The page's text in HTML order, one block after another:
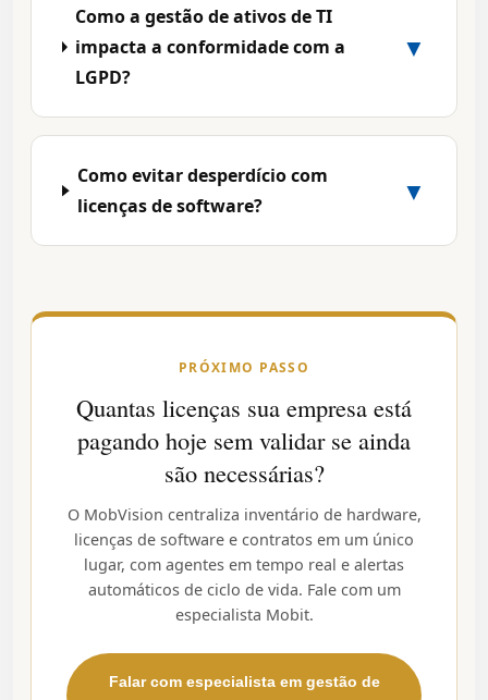
Como a gestão de ativos de TI
impacta a conformidade com a
LGPD?
▼
Como evitar desperdício com
licenças de software?
▼
PRÓXIMO PASSO
Quantas licenças sua empresa está
pagando hoje sem validar se ainda
são necessárias?
O MobVision centraliza inventário de hardware,
licenças de software e contratos em um único
lugar, com agentes em tempo real e alertas
automáticos de ciclo de vida. Fale com um
especialista Mobit.
Falar com especialista em gestão de